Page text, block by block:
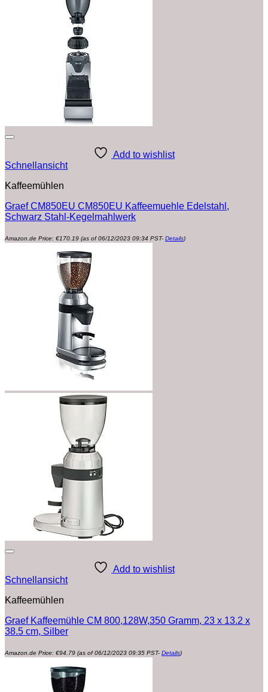
Add to wishlist
Schnellansicht
Kaffeemühlen
Graef CM850EU CM850EU Kaffeemuehle Edelstahl,
Schwarz Stahl-Kegelmahlwerk
Amazon.de Price: €170.19 (as of 06/12/2023 09:34 PST- Details)
Add to wishlist
Schnellansicht
Kaffeemühlen
Graef Kaffeemühle CM 800,128W,‎350 Gramm, 23 x 13.2 x
38.5 cm, Silber
Amazon.de Price: €94.79 (as of 06/12/2023 09:35 PST- Details)